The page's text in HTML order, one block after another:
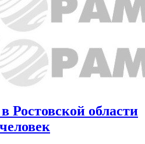
Ростовской области